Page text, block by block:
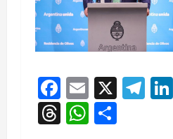
Facebook
Email
X
Threads